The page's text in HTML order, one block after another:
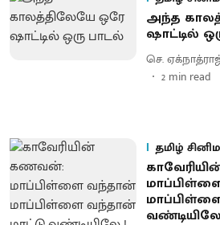
அந்த
ஷாட்டில்
செ.
2 min read
தமிழ்